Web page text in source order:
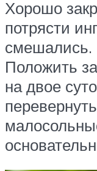
Хорошо
потрясти
смешались.
Положить
на двое